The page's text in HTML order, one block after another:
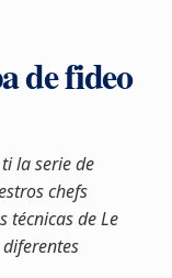
de fideo
la serie de
chefs
técnicas de Le